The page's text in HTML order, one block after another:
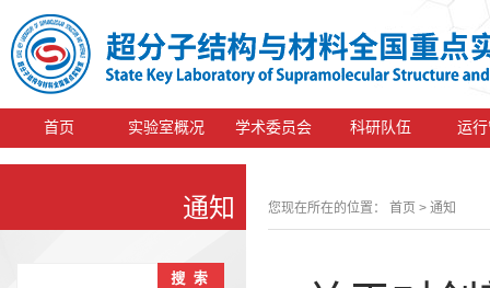
首页 实验室概况 学术委员会 科研队伍 运
通知 您现在所在的位置： 首页 > 通知